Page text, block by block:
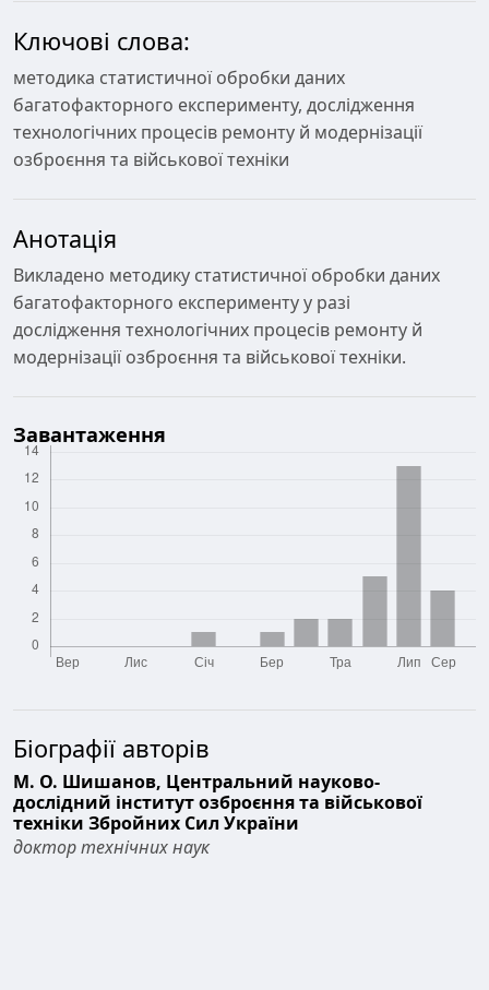
Ключові слова:
методика статистичної обробки даних
багатофакторного експерименту, дослідження
технологічних процесів ремонту й модернізації
озброєння та військової техніки
Анотація
Викладено методику статистичної обробки даних
багатофакторного експерименту у разі
дослідження технологічних процесів ремонту й
модернізації озброєння та військової техніки.
Завантаження
Біографії авторів
М. О. Шишанов, Центральний науково-
дослідний інститут озброєння та військової
техніки Збройних Сил України
доктор технічних наук